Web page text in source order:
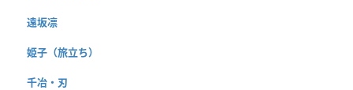
遠坂凛
姫子（旅立ち）
千冶・刃